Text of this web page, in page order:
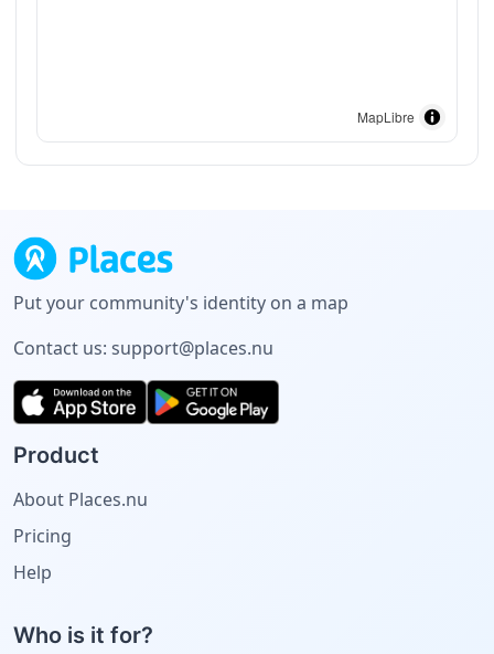
MapLibre
Put your community's identity on a map
Contact us: support@places.nu
Product
About Places.nu
Pricing
Help
Who is it for?